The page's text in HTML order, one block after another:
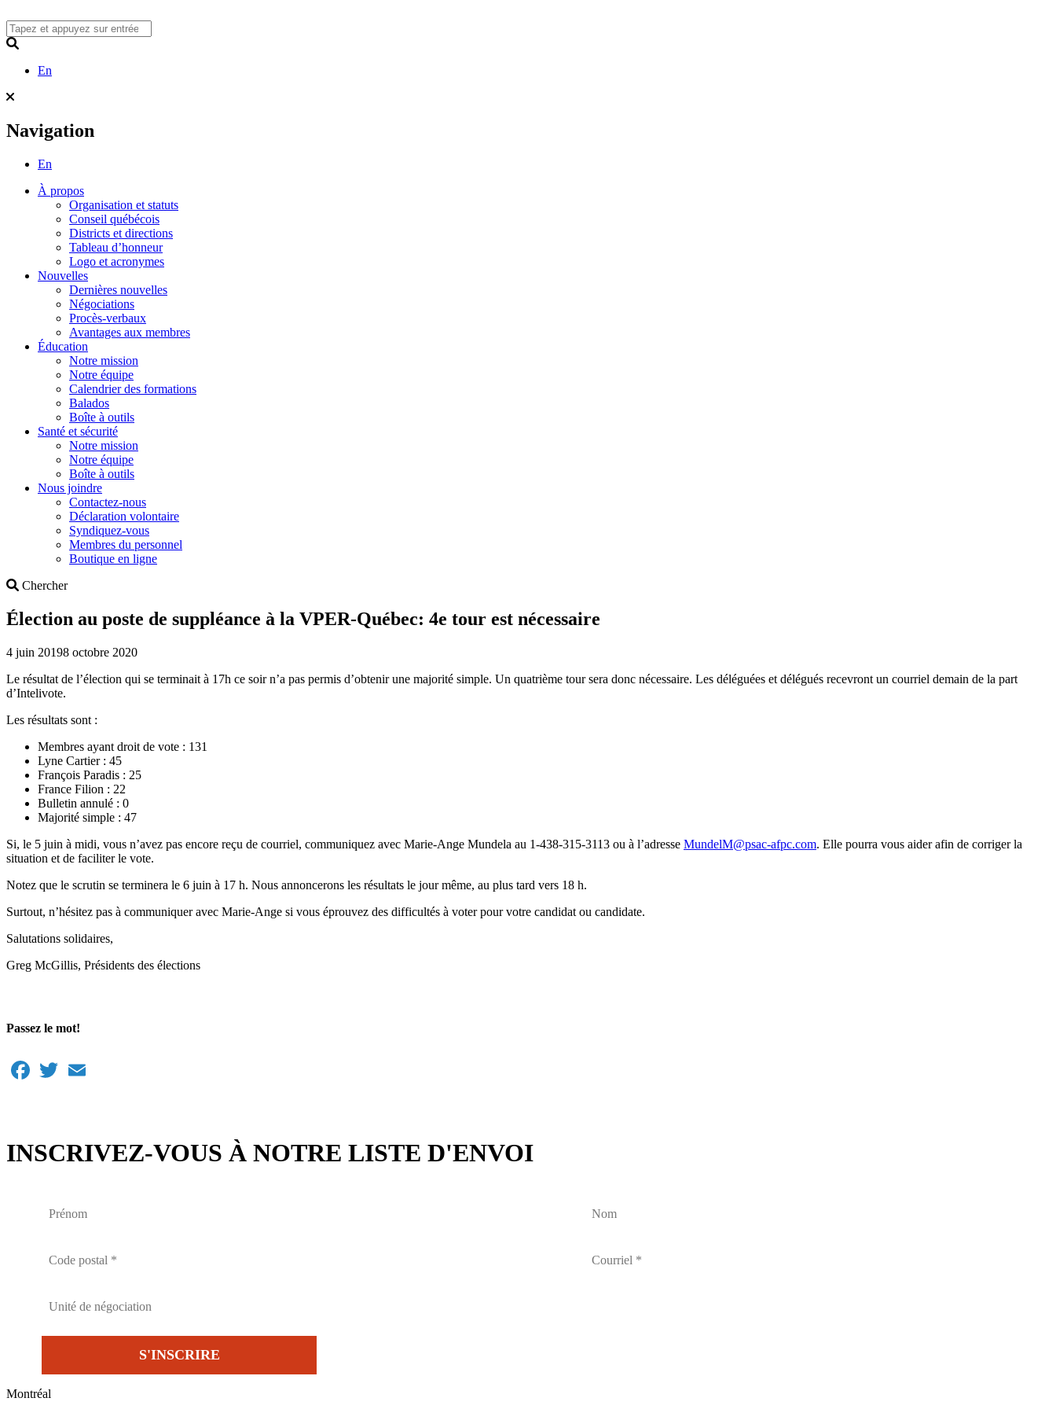
to
content
En
Navigation
En
À propos
Organisation et statuts
Conseil québécois
Districts et directions
Tableau d’honneur
Logo et acronymes
Nouvelles
Dernières nouvelles
Négociations
Procès-verbaux
Avantages aux membres
Éducation
Notre mission
Notre équipe
Calendrier des formations
Balados
Boîte à outils
Santé et sécurité
Notre mission
Notre équipe
Boîte à outils
Nous joindre
Contactez-nous
Déclaration volontaire
Syndiquez-vous
Membres du personnel
Boutique en ligne
ChercherSearch
Élection au poste de suppléance à la VPER-Québec: 4e tour est nécessaire
4 juin 20198 octobre 2020
Le résultat de l’élection qui se terminait à 17h ce soir n’a pas permis d’obtenir une majorité simple. Un quatrième tour sera donc nécessaire. Les déléguées et délégués recevront un courriel demain de la part
d’Intelivote.
Les résultats sont :
Membres ayant droit de vote : 131
Lyne Cartier : 45
François Paradis : 25
France Filion : 22
Bulletin annulé : 0
Majorité simple : 47
Si, le 5 juin à midi, vous n’avez pas encore reçu de courriel, communiquez avec Marie-Ange Mundela au 1-438-315-3113 ou à l’adresse MundelM@psac-afpc.com. Elle pourra vous aider afin de corriger la
situation et de faciliter le vote.
Notez que le scrutin se terminera le 6 juin à 17 h. Nous annoncerons les résultats le jour même, au plus tard vers 18 h.
Surtout, n’hésitez pas à communiquer avec Marie-Ange si vous éprouvez des difficultés à voter pour votre candidat ou candidate.
Salutations solidaires,
Greg McGillis, Présidents des élections
Passez le mot!
Facebook
Twitter
INSCRIVEZ-VOUS À NOTRE LISTE D'ENVOI
Montréal